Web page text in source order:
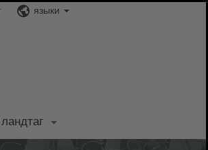
языки